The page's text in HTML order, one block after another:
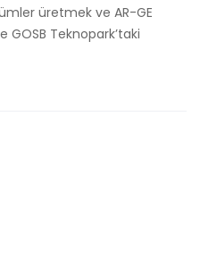
üretmek ve AR-GE
GOSB Teknopark’taki